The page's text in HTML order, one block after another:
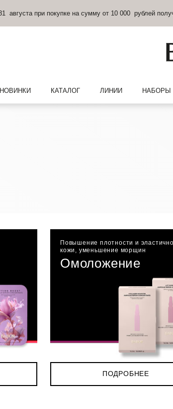
До30 августапри покупке на сумму от 15 000
НОВИНКИ КАТАЛОГ ЛИНИИ НАБОРЫ
Повышение плотности и
кожи, уменьшение морщин
Омоложение
ПОДРОБНЕЕ